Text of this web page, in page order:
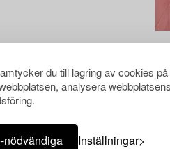
du till lagring av cookies
analysera
nödvändiga Inställningar